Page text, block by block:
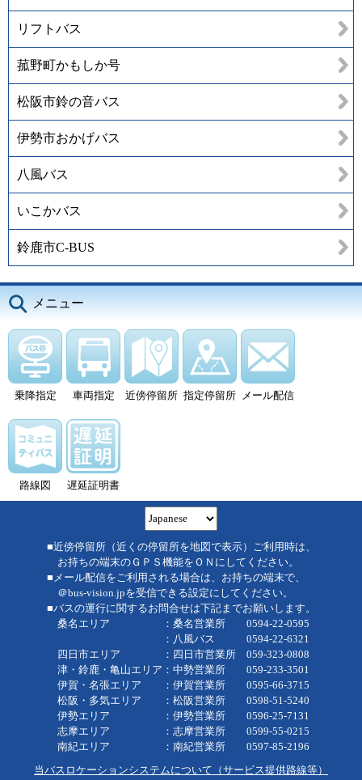
リフトバス
菰野町かもしか号
松阪市鈴の音バス
伊勢市おかげバス
八風バス
いこかバス
鈴鹿市C-BUS
メニュー
乗降指定 車両指定 近傍停留所 指定停留所 メール配信
路線図 遅延証明書
■近傍停留所（近くの停留所を地図で表示）ご利用時は、
お持ちの端末のＧＰＳ機能をＯＮにしてください。
■メール配信をご利用される場合は、お持ちの端末で、
＠bus-vision.jpを受信できる設定にしてください。
■バスの運行に関するお問合せは下記までお願いします。
桑名エリア ：桑名営業所 0594-22-0595
：八風バス 0594-22-6321
四日市エリア ：四日市営業所 059-323-0808
津・鈴鹿・亀山エリア：中勢営業所 059-233-3501
伊賀・名張エリア ：伊賀営業所 0595-66-3715
松阪・多気エリア ：松阪営業所 0598-51-5240
伊勢エリア ：伊勢営業所 0596-25-7131
志摩エリア ：志摩営業所 0599-55-0215
南紀エリア ：南紀営業所 0597-85-2196
当バスロケーションシステムについて（サービス提供路線等）